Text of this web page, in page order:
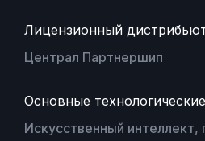
Лицензионный
Централ Партнершип
Основные
Искусственный интеллект,